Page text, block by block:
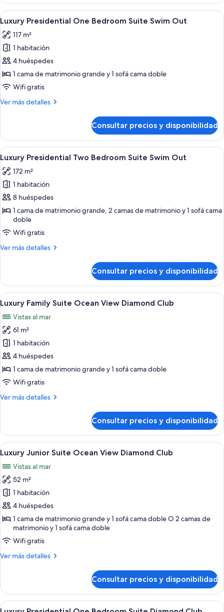
Suite
Swim
Diamond
Club
Abrir
todas
las
fotos
de
Luxury
Presidential
Bedroom
Out
Un área de piscina con sillones de
7
Luxury Presidential One Bedroom Suite Swim Out
117 m²
1 habitación
4 huéspedes
1 cama de matrimonio grande y 1 sofá cama doble
Wifi gratis
Ver más detalles
Más
Presidential
One
Bedroom
Swim
Out
Consultar precios y disponibilidad
Abrir
todas
las
fotos
de
Luxury
Presidential
Two
Bedroom
Out
Una habitación de hotel moderna
6
Luxury Presidential Two Bedroom Suite Swim Out
172 m²
1 habitación
8 huéspedes
1 cama de matrimonio grande, 2 camas de matrimonio y 1 sofá cama
doble
Wifi gratis
Ver más detalles
Más
Presidential
Two
Bedroom
Swim
Out
Consultar precios y disponibilidad
Abrir
todas
las
fotos
de
Luxury
Family
Suite
View
Una habitación de hotel moderna
7
Luxury Family Suite Ocean View Diamond Club
Vistas al mar
61 m²
1 habitación
4 huéspedes
1 cama de matrimonio grande y 1 sofá cama doble
Wifi gratis
Ver más detalles
Más
Family
Suite
Ocean
Diamond
Club
Consultar precios y disponibilidad
Abrir
todas
las
fotos
de
Luxury
Junior
Suite
Ocean
View
Una habitación de hotel moderna
5
Luxury Junior Suite Ocean View Diamond Club
Vistas al mar
52 m²
1 habitación
4 huéspedes
1 cama de matrimonio grande y 1 sofá cama doble O 2 camas de
matrimonio y 1 sofá cama doble
Wifi gratis
Ver más detalles
Más
Junior
Suite
Ocean
Consultar precios y disponibilidad
Abrir
Una sala de estar moderna con una
5